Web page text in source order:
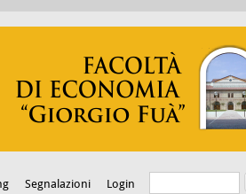
Segnalazioni Login Form di